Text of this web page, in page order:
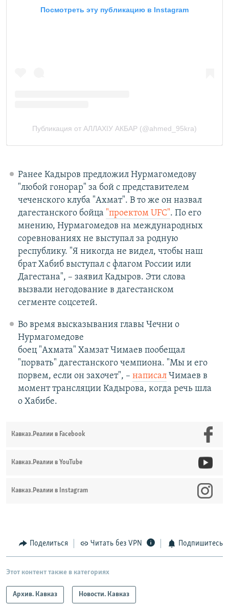
Ранее Кадыров предложил Нурмагомедову
"любой гонорар" за бой с представителем
чеченского клуба "Ахмат". В то же он назвал
дагестанского бойца "проектом UFC". По его
мнению, Нурмагомедов на международных
соревнованиях не выступал за родную
республику. "Я никогда не видел, чтобы наш
брат Хабиб выступал с флагом России или
Дагестана", – заявил Кадыров. Эти слова
вызвали негодование в дагестанском
сегменте соцсетей.
Во время высказывания главы Чечни о
Нурмагомедове
боец "Ахмата" Хамзат Чимаев пообещал
"порвать" дагестанского чемпиона. "Мы и его
порвем, если он захочет", – написалЧимаев в
момент трансляции Кадырова, когда речь шла
о Хабибе.
Кавказ.Реалии в Facebook
Кавказ.Реалии в YouTube
Кавказ.Реалии в Instagram
Поделиться Читать без VPN Подпишитесь
Этот контент также в категориях
Архив. Кавказ Новости. Кавказ